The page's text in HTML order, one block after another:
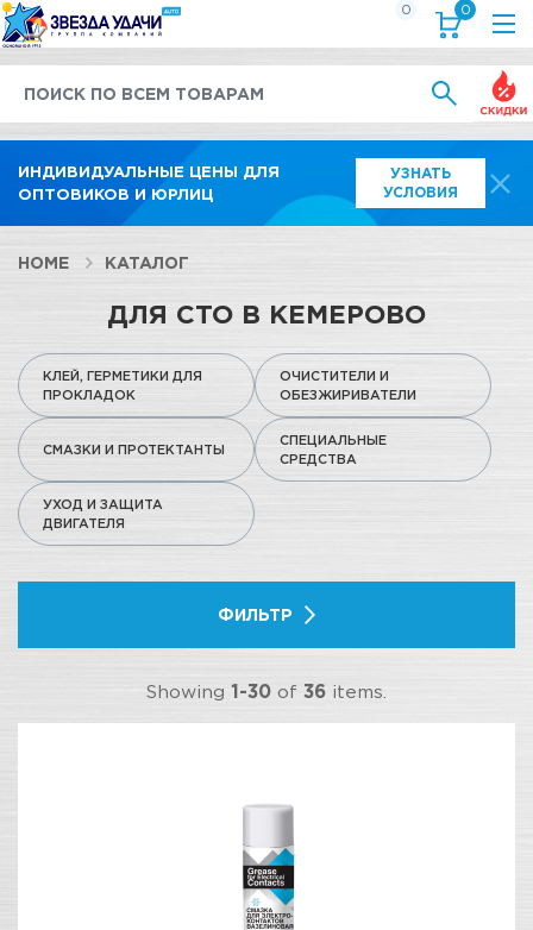
ИНДИВИДУАЛЬНЫЕ ЦЕНЫ ДЛЯ
ОПТОВИКОВ И ЮРЛИЦ
УЗНАТЬ
УСЛОВИЯ
0 0
HOME КАТАЛОГ
ДЛЯ СТО В КЕМЕРОВО
КЛЕЙ, ГЕРМЕТИКИ ДЛЯ
ПРОКЛАДОК
ОЧИСТИТЕЛИ И
ОБЕЗЖИРИВАТЕЛИ
СМАЗКИ И ПРОТЕКТАНТЫ
СПЕЦИАЛЬНЫЕ
СРЕДСТВА
УХОД И ЗАЩИТА
ДВИГАТЕЛЯ
ФИЛЬТР
Showing 1-30 of 36 items.